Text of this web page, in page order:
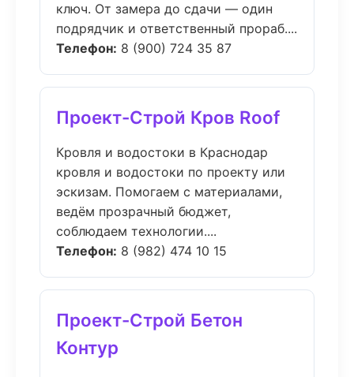
ключ. От замера до сдачи — один
подрядчик и ответственный прораб....
Телефон: 8 (900) 724 35 87
Проект-Строй Кров Roof
Кровля и водостоки в Краснодар
кровля и водостоки по проекту или
эскизам. Помогаем с материалами,
ведём прозрачный бюджет,
соблюдаем технологии....
Телефон: 8 (982) 474 10 15
Проект-Строй Бетон
Контур